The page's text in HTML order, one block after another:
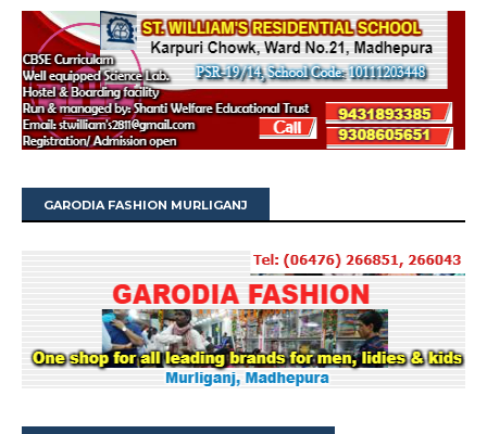
GARODIA FASHION MURLIGANJ